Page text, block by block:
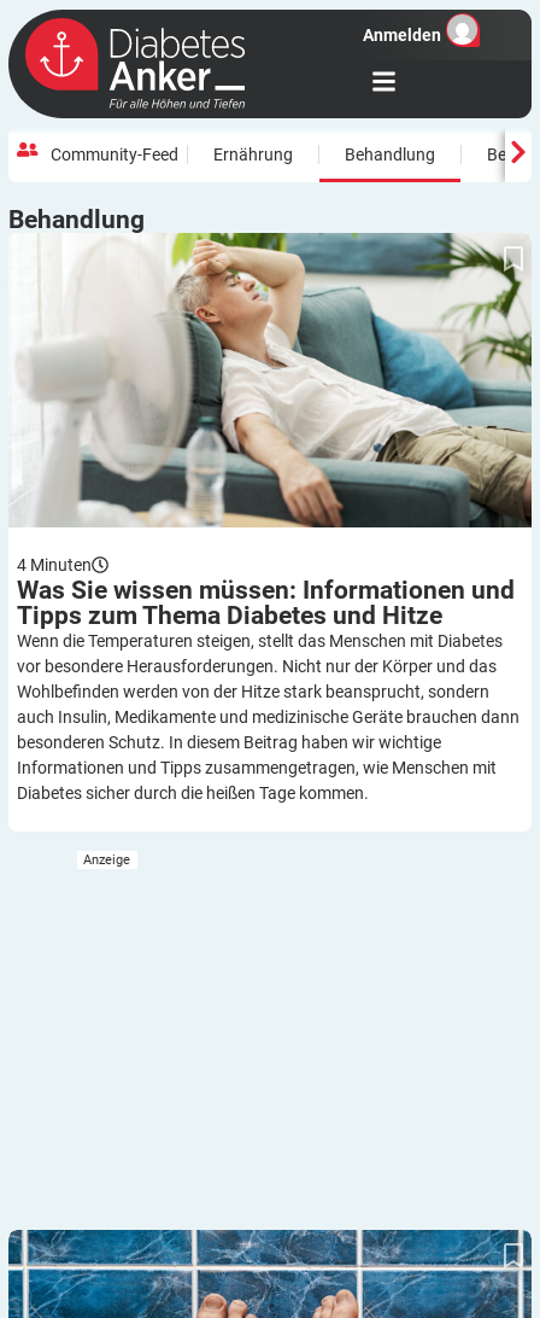
Anmelden
Community-Feed Ernährung Behandlung
Behandlung
Was Sie wissen müssen: Informationen und Tipps zum Thema
Diabetes und Hitze
4 Minuten
Was Sie wissen müssen: Informationen und
Tipps zum Thema Diabetes und Hitze
Wenn die Temperaturen steigen, stellt das Menschen mit Diabetes
vor besondere Herausforderungen. Nicht nur der Körper und das
Wohlbefinden werden von der Hitze stark beansprucht, sondern
auch Insulin, Medikamente und medizinische Geräte brauchen dann
besonderen Schutz. In diesem Beitrag haben wir wichtige
Informationen und Tipps zusammengetragen, wie Menschen mit
Diabetes sicher durch die heißen Tage kommen.
Diabetisches Fußsyndrom: Füße bei Diabetes auf Dauer gesund
erhalten